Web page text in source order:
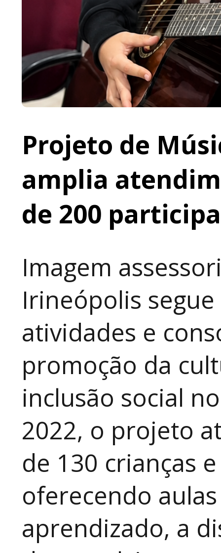
Projeto de
amplia
de 200
Imagem
Irineópolis
atividades e
promoção da
inclusão social
2022, o projeto
de 130 crianças
oferecendo
aprendizado, a